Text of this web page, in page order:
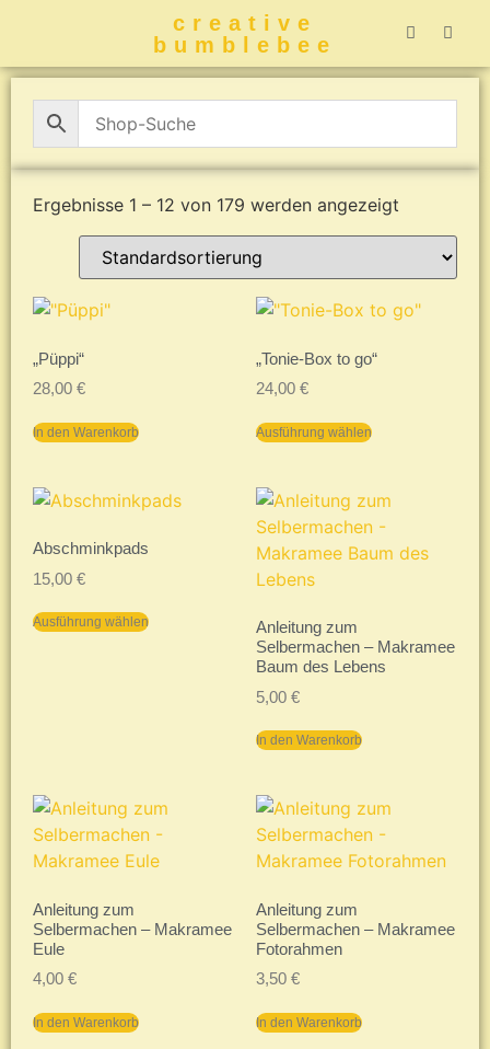
creative
bumblebee
Ergebnisse 1 – 12 von 179 werden angezeigt
„Püppi“
28,00 €
In den Warenkorb
„Tonie-Box to go“
24,00 €
Ausführung wählen
Abschminkpads
15,00 €
Ausführung wählen
Anleitung zum
Selbermachen – Makramee
Baum des Lebens
5,00 €
In den Warenkorb
Anleitung zum
Selbermachen – Makramee
Eule
4,00 €
In den Warenkorb
Anleitung zum
Selbermachen – Makramee
Fotorahmen
3,50 €
In den Warenkorb